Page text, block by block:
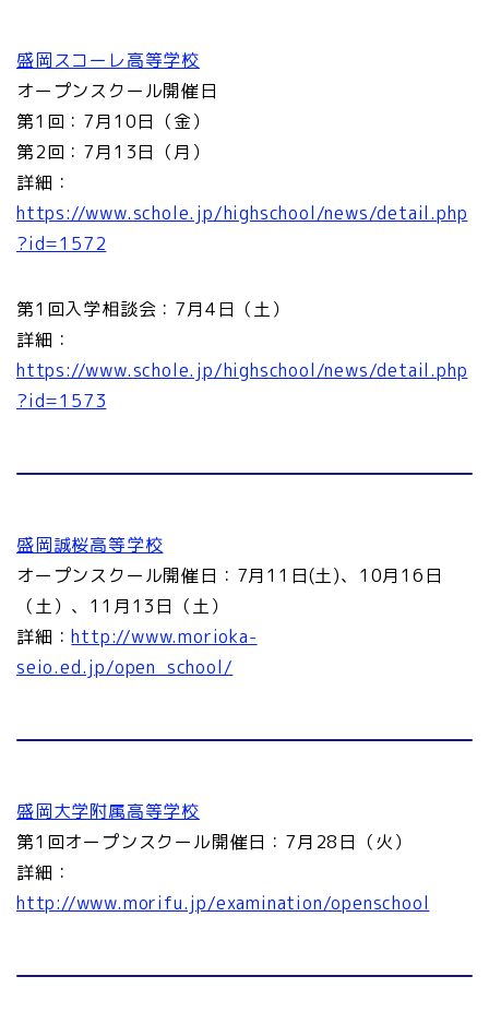
盛岡スコーレ高等学校
オープンスクール開催日
第1回：7月10日（金）
第2回：7月13日（月）
詳細：
https://www.schole.jp/highschool/news/detail.php
?id=1572
第1回入学相談会：7月4日（土）
詳細：
https://www.schole.jp/highschool/news/detail.php
?id=1573
盛岡誠桜高等学校
オープンスクール開催日：7月11日(土)、10月16日
（土）、11月13日（土）
詳細：http://www.morioka-
seio.ed.jp/open_school/
盛岡大学附属高等学校
第1回オープンスクール開催日：7月28日（火）
詳細：
http://www.morifu.jp/examination/openschool